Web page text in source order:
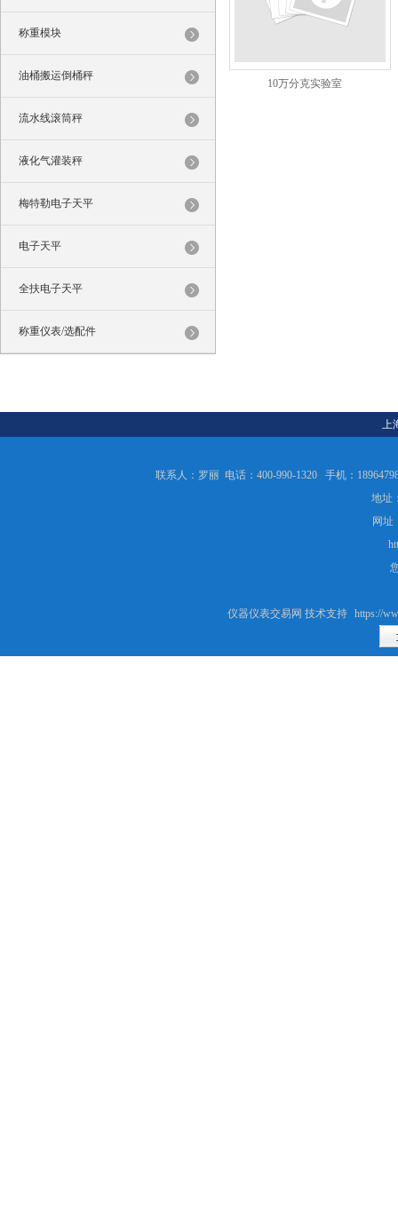
称重模块
油桶搬运倒桶秤
流水线滚筒秤
液化气灌装秤
梅特勒电子天平
电子天平
全扶电子天平
称重仪表/选配件
10万分克实验室
上
联系人：罗丽 电话：400-990-1320 手机：
地址
网址
仪器仪表交易网 技术支持 https://